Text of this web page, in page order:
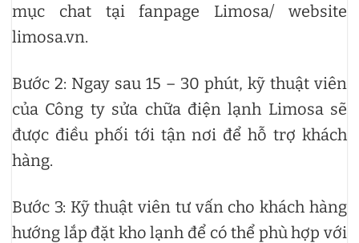
mục chat tại fanpage Limosa/ website
limosa.vn.
Bước 2: Ngay sau 15 – 30 phút, kỹ thuật viên
của Công ty sửa chữa điện lạnh Limosa sẽ
được điều phối tới tận nơi để hỗ trợ khách
hàng.
Bước 3: Kỹ thuật viên tư vấn cho khách hàng
hướng lắp đặt kho lạnh để có thể phù hợp với